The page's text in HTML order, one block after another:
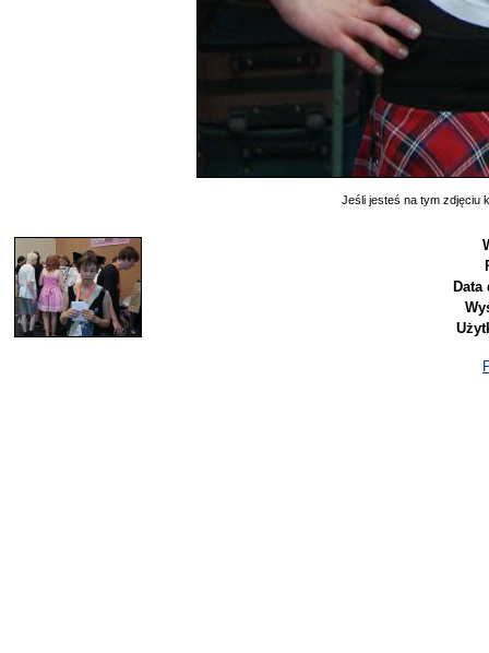
Jeśli jesteś na tym zdjęciu
Data